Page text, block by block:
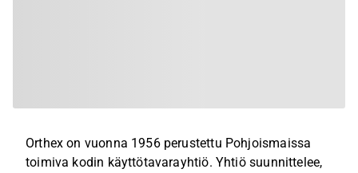
Orthex on vuonna 1956 perustettu Pohjoismaissa
toimiva kodin käyttötavarayhtiö. Yhtiö suunnittelee,